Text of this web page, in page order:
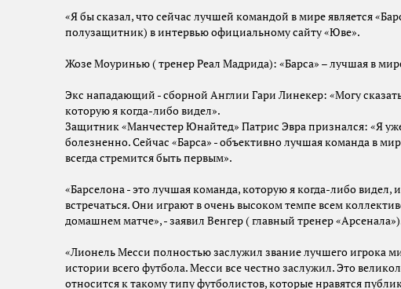
«Я бы сказал, что сейчас лучшей командой в мире является
полузащитник) в интервью официальному сайту «Юве».
Жозе Моуринью ( тренер Реал Мадрида): «Барса» – лучшая в
Экс нападающий - сборной Англии Гари Линекер: «Могу
которую я когда-либо видел».
Защитник «Манчестер Юнайтед» Патрис Эвра признался: «Я
болезненно. Сейчас «Барса» - объективно лучшая команда в
всегда стремится быть первым».
«Барселона - это лучшая команда, которую я когда-либо
встречаться. Они играют в очень высоком темпе всем
домашнем матче», - заявил Венгер ( главный тренер
«Лионель Месси полностью заслужил звание лучшего игрока
истории всего футбола. Месси все честно заслужил. Это
относится к такому типу футболистов, которые нравятся